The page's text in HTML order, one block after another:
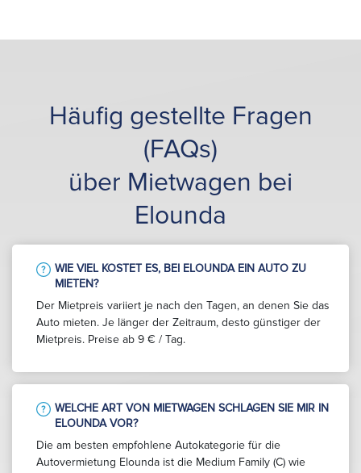
Häufig gestellte Fragen
(FAQs)
über Mietwagen bei
Elounda
WIE VIEL KOSTET ES, BEI ELOUNDA EIN AUTO ZU
MIETEN?
Der Mietpreis variiert je nach den Tagen, an denen Sie das
Auto mieten. Je länger der Zeitraum, desto günstiger der
Mietpreis. Preise ab 9 € / Tag.
WELCHE ART VON MIETWAGEN SCHLAGEN SIE MIR IN
ELOUNDA VOR?
Die am besten empfohlene Autokategorie für die
Autovermietung Elounda ist die Medium Family (C) wie